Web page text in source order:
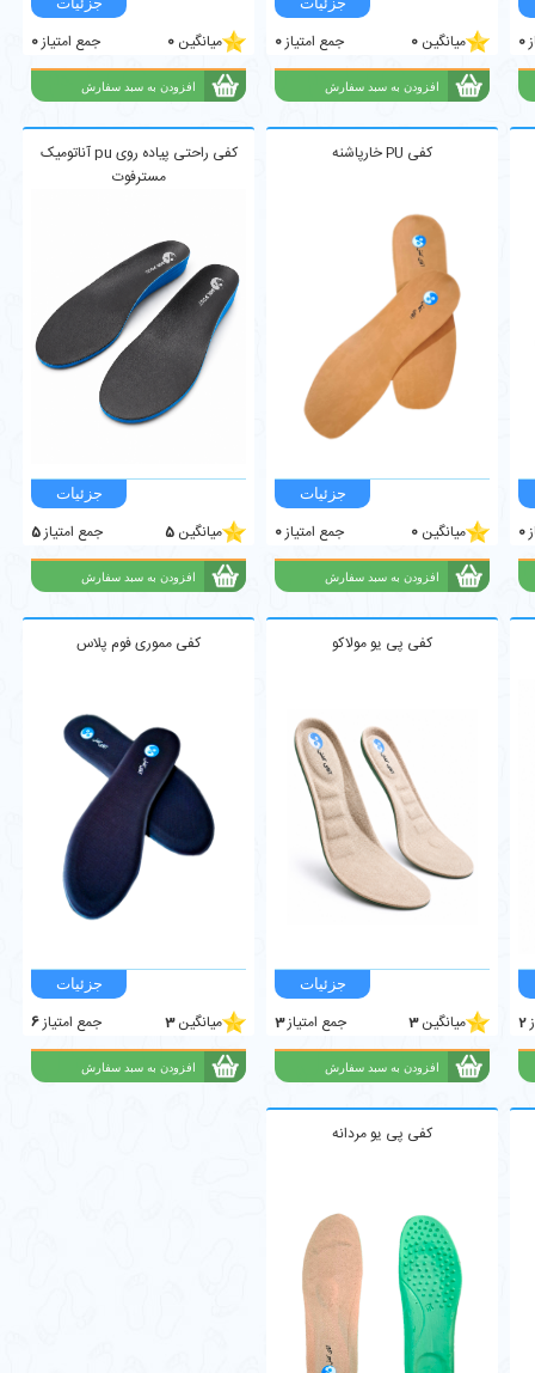
0 میانگین 0 جمع امتیاز0 میانگین 0 جمع امتیاز0
0
کفی PU خارپاشنه
میانگین 0 جمع امتیاز0
کفی راحتی پیاده روی pu آناتومیک
مسترفوت
میانگین 5 جمع امتیاز5
2
کفی پی یو مولاکو
میانگین3 جمع امتیاز3
کفی مموری فوم پلاس
میانگین3 جمع امتیاز6
کفی پی یو مردانه